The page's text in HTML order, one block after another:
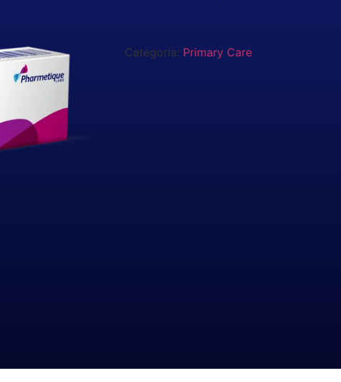
Categoría: Primary Care